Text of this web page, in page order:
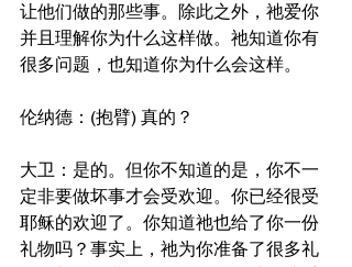
让他们做的那些事。除此之外，祂爱你
并且理解你为什么这样做。祂知道你有
很多问题，也知道你为什么会这样。
伦纳德：(抱臂) 真的？
大卫：是的。但你不知道的是，你不一
定非要做坏事才会受欢迎。你已经很受
耶稣的欢迎了。你知道祂也给了你一份
礼物吗？事实上，祂为你准备了很多礼